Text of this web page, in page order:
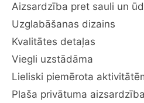
poliesters
ar
sudraba
pārklājumu,
uzstādīšana,
kempingam,
Aizsardzība pret sauli un
Uzglabāšanas dizains
Kvalitātes detaļas
Viegli uzstādāma
Lieliski piemērota
Plaša privātuma aizsardzība